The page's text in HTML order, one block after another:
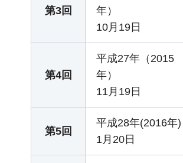
第3回
年）
10月19日
第4回
平成27年（2015
年）
11月19日
第5回
平成28年(2016年)
1月20日